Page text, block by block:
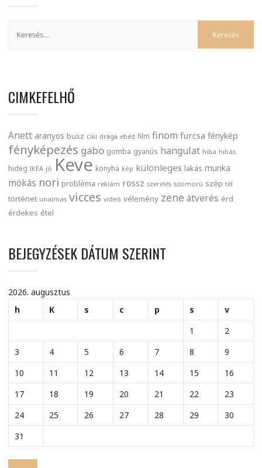
CIMKEFELHŐ
Anett aranyos busz ciki drága ebéd film finom furcsa fénykép
fényképezés gabo gomba gyanús hangulat hiba hibás
hideg IKEA jó Keve konyha kép különleges lakás munka
mókás nori probléma reklám rossz szerelés szomorú szép tél
történet unalmas vicces videó vélemény zene átverés érd
érdekes étel
BEJEGYZÉSEK DÁTUM SZERINT
2026. augusztus
h
K s c p s
v
1
2
3
4 5 6 7 8
9
10
11 12 13 14 15
16
17
18 19 20 21 22
23
24
25 26 27 28 29
30
31